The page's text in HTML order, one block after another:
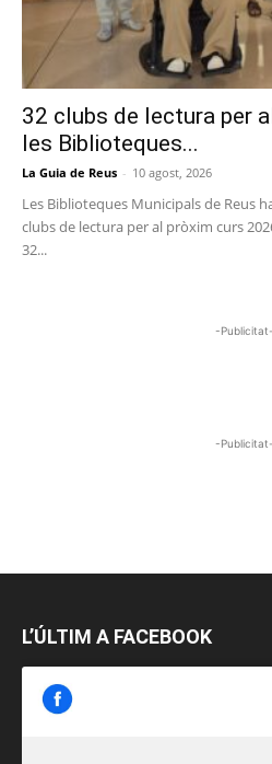
32 clubs de lectura per
les Biblioteques...
La Guia de Reus - 10 agost, 2026
Les Biblioteques Municipals de Reus
clubs de lectura per al pròxim curs
32...
-Publicitat-
-Publicitat-
L’ÚLTIM A FACEBOOK